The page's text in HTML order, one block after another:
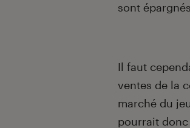
sont
Il faut
ventes de la
marché du
pourrait donc